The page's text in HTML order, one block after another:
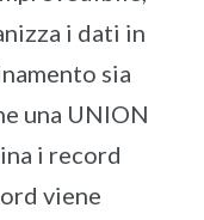
i dati in
sia
una UNION
i record
viene